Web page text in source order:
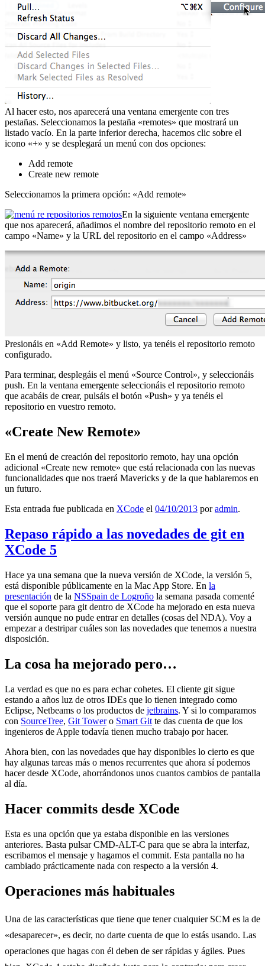
Al hacer esto, nos aparecerá una ventana emergente con tres
pestañas. Seleccionamos la pestaña «remotes» que mostrará un
listado vacío. En la parte inferior derecha, hacemos clic sobre el
icono «+» y se desplegará un menú con dos opciones:
Add remote
Create new remote
Seleccionamos la primera opción: «Add remote»
En la siguiente ventana emergente
que nos aparecerá, añadimos el nombre del repositorio remoto en el
campo «Name» y la URL del repositorio en el campo «Address»
Presionáis en «Add Remote» y listo, ya tenéis el repositorio remoto
configurado.
Para terminar, desplegáis el menú «Source Control», y seleccionáis
push. En la ventana emergente seleccionáis el repositorio remoto
que acabáis de crear, pulsáis el botón «Push» y ya tenéis el
repositorio en vuestro remoto.
«Create New Remote»
En el menú de creación del repositorio remoto, hay una opción
adicional «Create new remote» que está relacionada con las nuevas
funcionalidades que nos traerá Mavericks y de la que hablaremos en
un futuro.
Esta entrada fue publicada en XCode el 04/10/2013 poradmin.
Repaso rápido a las novedades de git en
XCode 5
Hace ya una semana que la nueva versión de XCode, la versión 5,
está disponible públicamente en la Mac App Store. En la
presentación de la NSSpain de Logroño la semana pasada comenté
que el soporte para git dentro de XCode ha mejorado en esta nueva
versión aunque no pude entrar en detalles (cosas del NDA). Voy a
empezar a destripar cuáles son las novedades que tenemos a nuestra
disposición.
La cosa ha mejorado pero…
La verdad es que no es para echar cohetes. El cliente git sigue
estando a años luz de otros IDEs que lo tienen integrado como
Eclipse, Netbeams o los productos de jetbrains. Y si lo comparamos
con SourceTree, Git Towero Smart Git te das cuenta de que los
ingenieros de Apple todavía tienen mucho trabajo por hacer.
Ahora bien, con las novedades que hay disponibles lo cierto es que
hay algunas tareas más o menos recurrentes que ahora sí podemos
hacer desde XCode, ahorrándonos unos cuantos cambios de pantalla
al día.
Hacer commits desde XCode
Esta es una opción que ya estaba disponible en las versiones
anteriores. Basta pulsar CMD-ALT-C para que se abra la interfaz,
escribamos el mensaje y hagamos el commit. Esta pantalla no ha
cambiado prácticamente nada con respecto a la versión 4.
Operaciones más habituales
Una de las características que tiene que tener cualquier SCM es la de
«desaparecer», es decir, no darte cuenta de que lo estás usando. Las
operaciones que hagas con él deben de ser rápidas y ágiles. Pues